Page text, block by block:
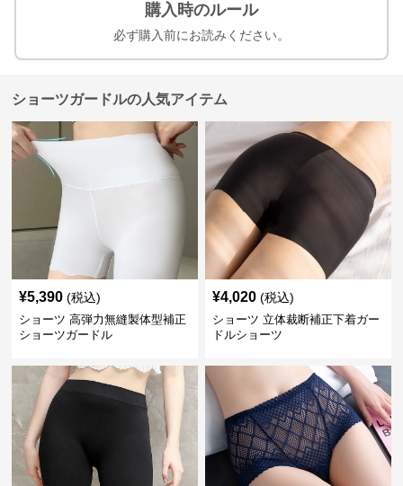
購入時のルール
必ず購入前にお読みください。
ショーツガードルの人気アイテム
¥5,390 (税込)
ショーツ 高弾力無縫製体型補正
ショーツガードル
¥4,020 (税込)
ショーツ 立体裁断補正下着ガー
ドルショーツ